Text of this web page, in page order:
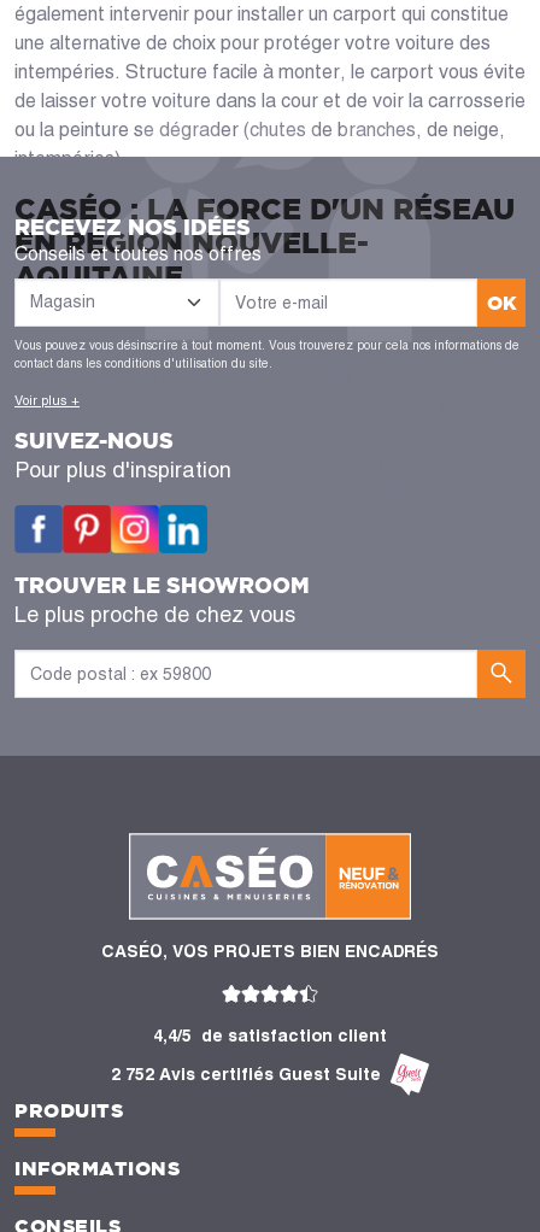
également intervenir pour installer un carport qui constitue
une alternative de choix pour protéger votre voiture des
intempéries. Structure facile à monter, le carport vous évite
de laisser votre voiture dans la cour et de voir la carrosserie
ou la peinture se dégrader (chutes de branches, de neige,
intempéries).
CASÉO : LA FORCE D'UN RÉSEAU
EN RÉGION NOUVELLE-
AQUITAINE
Avec la force du réseau national de Caséo, profitez d'un
choix de produits à la qualité reconnue et vendus à des prix
concurrentiels. N'hésitez pas à faire appel à nos
spécialistes Rochelais. Nous examinerons ensemble les
possibilités de réalisation et nous établirons un devis
entièrement gratuit pour l'installation d'une porte de garage
alentours (Périgny, Puilboreau, Lagord) mais aussi dans
toute la région Nouvelle-Aquitaine.
PRENDRE RDV
RECEVEZ NOS IDÉES
Conseils et toutes nos offres
OK
Vous pouvez vous désinscrire à tout moment. Vous trouverez pour cela nos informations de
contact dans les conditions d'utilisation du site.
Voir plus +
SUIVEZ-NOUS
Pour plus d'inspiration
TROUVER LE SHOWROOM
Le plus proche de chez vous
CASÉO, VOS PROJETS BIEN ENCADRÉS
4,4/5
de satisfaction client
2 752 Avis certifiés Guest Suite
PRODUITS
INFORMATIONS
CONSEILS